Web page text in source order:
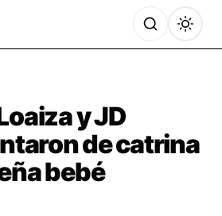
y JD
de catrina
bebé